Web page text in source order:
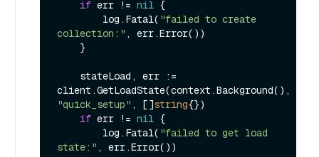
if err != nil {
        log.Fatal(
"failed to create
collection:" , err.Error())
"quick_setup" , []string{})
if err != nil {
        log.Fatal(
"failed to get load
state:" , err.Error())